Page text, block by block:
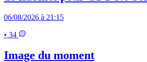
06/08/2026 à 21:15
• 34
Image du moment